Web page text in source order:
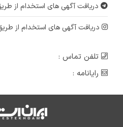
دریافت آگهی های استخدام از
دریافت آگهی های استخدام از طریق
تلفن تماس :
رایانامه :